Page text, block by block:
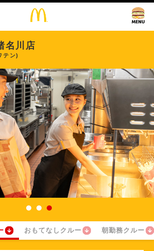
名川店
テン)
おもてなしクルー 朝勤務クルー